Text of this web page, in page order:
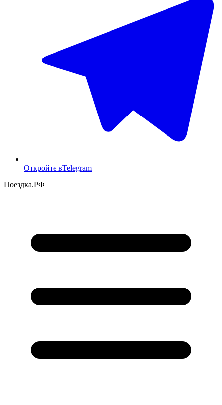
Откройте вTelegram
Поездка.РФ